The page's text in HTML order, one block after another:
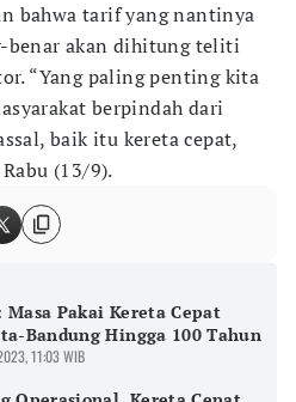
bahwa tarif yang nantinya
benar akan dihitung teliti
“Yang paling penting kita
berpindah dari
baik itu kereta cepat,
(13/9).
Masa Pakai Kereta Cepat
Bandung Hingga 100 Tahun
11:03 WIB